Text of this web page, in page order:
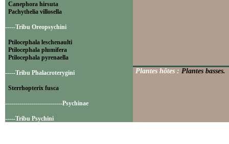
Canephora hirsuta
Pachythelia villosella
-----Tribu Oreopsychini
Ptilocephala leschenaulti
Ptilocephala plumifera
Ptilocephala pyrenaella
-----Tribu Phalacroterygini
Sterrhopterix fusca
----------------------------Psychinae
-----Tribu Psychini
Plantes hôtes : Plantes basses.